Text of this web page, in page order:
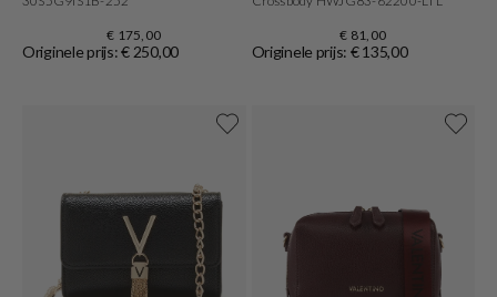
€ 175,00
Originele prijs: € 250,00
€ 81,00
Originele prijs: € 135,00